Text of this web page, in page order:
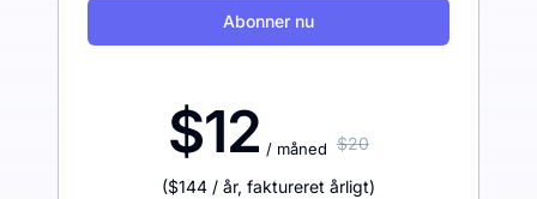
Abonner nu
$12 / måned $20
($144 / år, faktureret årligt)